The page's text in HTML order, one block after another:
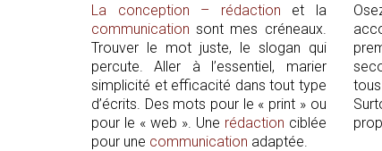
La conception – rédaction et la
communication sont mes créneaux.
Trouver le mot juste, le slogan qui
percute. Aller à l’essentiel, marier
simplicité et efficacité dans tout type
d’écrits. Des mots pour le « print » ou
pour le « web ». Une rédaction ciblée
pour une communication adaptée.